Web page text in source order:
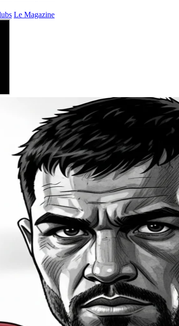
Le Magazine